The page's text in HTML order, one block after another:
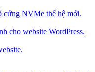
cứng NVMe thế hệ mới.
cho website WordPress.